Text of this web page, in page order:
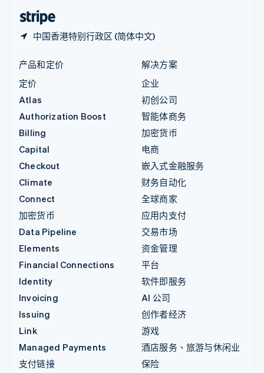
中国香港特别行政区 (简体中文)
产品和定价
定价
Atlas
Authorization Boost
Billing
Capital
Checkout
Climate
Connect
加密货币
Data Pipeline
Elements
Financial Connections
Identity
Invoicing
Issuing
Link
Managed Payments
支付链接
解决方案
企业
初创公司
智能体商务
加密货币
电商
嵌入式金融服务
财务自动化
全球商家
应用内支付
交易市场
资金管理
平台
软件即服务
AI 公司
创作者经济
游戏
酒店服务、旅游与休闲业
保险